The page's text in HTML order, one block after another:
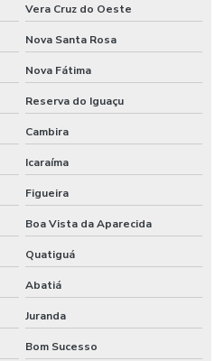
Vera Cruz do Oeste
Nova Santa Rosa
Nova Fátima
Reserva do Iguaçu
Cambira
Icaraíma
Figueira
Boa Vista da Aparecida
Quatiguá
Abatiá
Juranda
Bom Sucesso